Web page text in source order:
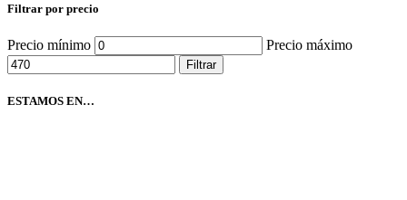
Filtrar por precio
Precio mínimo Precio máximo
Filtrar
ESTAMOS EN…